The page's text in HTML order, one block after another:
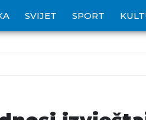
SVIJET SPORT